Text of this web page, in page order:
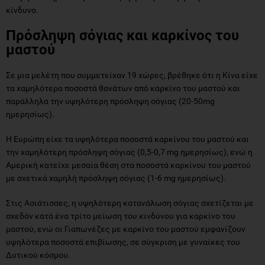
κίνδυνο.
Πρόσληψη σόγιας και καρκίνος του
μαστού
Σε μια μελέτη που συμμετείχαν 19 χώρες, βρέθηκε ότι η Κίνα είχε
τα χαμηλότερα ποσοστά θανάτων από καρκίνο του μαστού και
παράλληλα την υψηλότερη πρόσληψη σόγιας (20-50mg
ημερησίως).
Η Ευρώπη είχε τα υψηλότερα ποσοστά καρκίνου του μαστού και
την χαμηλότερη πρόσληψη σόγιας (0,5-0,7 mg ημερησίως), ενώ η
Αμερική κατείχε μεσαία θέση στα ποσοστά καρκίνου του μαστού
με σχετικά χαμηλή πρόσληψη σόγιας (1-6 mg ημερησίως).
Στις Ασιάτισσες, η υψηλότερη κατανάλωση σόγιας σχετίζεται με
σχεδόν κατά ένα τρίτο μείωση του κινδύνου για καρκίνο του
μαστού, ενώ οι Γιαπωνέζες με καρκίνο του μαστού εμφανίζουν
υψηλότερα ποσοστά επιβίωσης, σε σύγκριση με γυναίκες του
Δυτικού κόσμου.